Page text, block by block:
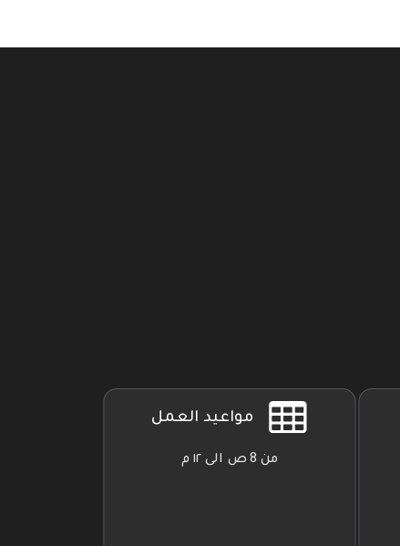
مواعيد العمل
من 8 ص الى ١٢ م